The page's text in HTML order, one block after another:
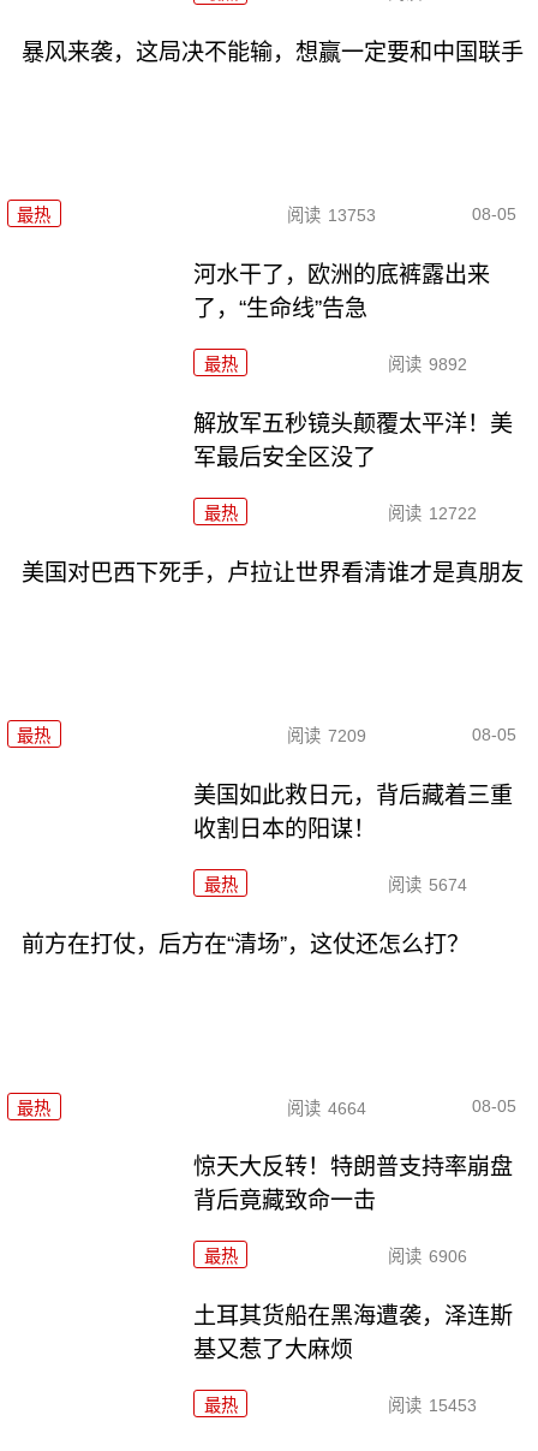
暴风来袭，这局决不能输，想赢一定要和中国联手
最热 阅读 13753 08-05
河水干了，欧洲的底裤露出来
了，“生命线”告急
最热 阅读 9892
解放军五秒镜头颠覆太平洋！美
军最后安全区没了
最热 阅读 12722
美国对巴西下死手，卢拉让世界看清谁才是真朋友
最热 阅读 7209 08-05
美国如此救日元，背后藏着三重
收割日本的阳谋！
最热 阅读 5674
前方在打仗，后方在“清场”，这仗还怎么打？
最热 阅读 4664 08-05
惊天大反转！特朗普支持率崩盘
背后竟藏致命一击
最热 阅读 6906
土耳其货船在黑海遭袭，泽连斯
基又惹了大麻烦
最热 阅读 15453